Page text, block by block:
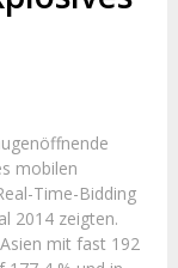
mobilen
Time-Bidding
2014 zeigten.
mit fast 192